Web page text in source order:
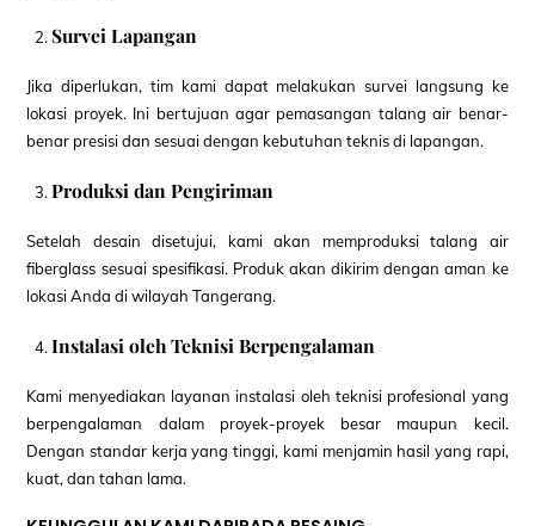
Survei Lapangan
Jika diperlukan, tim kami dapat melakukan survei langsung ke
lokasi proyek. Ini bertujuan agar pemasangan talang air benar-
benar presisi dan sesuai dengan kebutuhan teknis di lapangan.
Produksi dan Pengiriman
Setelah desain disetujui, kami akan memproduksi talang air
fiberglass sesuai spesifikasi. Produk akan dikirim dengan aman ke
lokasi Anda di wilayah Tangerang.
Instalasi oleh Teknisi Berpengalaman
Kami menyediakan layanan instalasi oleh teknisi profesional yang
berpengalaman dalam proyek-proyek besar maupun kecil.
Dengan standar kerja yang tinggi, kami menjamin hasil yang rapi,
kuat, dan tahan lama.